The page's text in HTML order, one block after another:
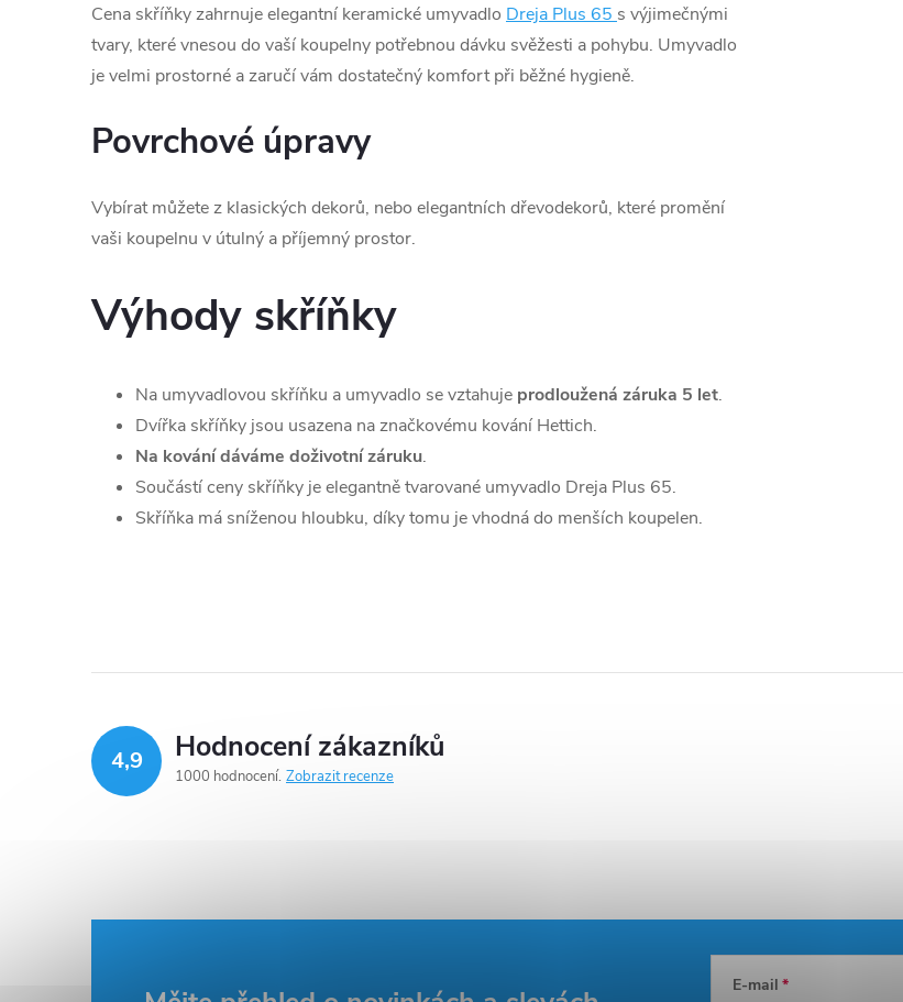
Cena skříňky zahrnuje elegantní keramické umyvadlo Dreja Plus 65 s výjimečnými
tvary, které vnesou do vaší koupelny potřebnou dávku svěžesti a pohybu. Umyvadlo
je velmi prostorné a zaručí vám dostatečný komfort při běžné hygieně.
Povrchové úpravy
Vybírat můžete z klasických dekorů, nebo elegantních dřevodekorů, které promění
vaši koupelnu v útulný a příjemný prostor.
Výhody skříňky
Na umyvadlovou skříňku a umyvadlo se vztahuje prodloužená záruka 5 let.
Dvířka skříňky jsou usazena na značkovému kování Hettich.
Na kování dáváme doživotní záruku.
Součástí ceny skříňky je elegantně tvarované umyvadlo Dreja Plus 65.
Skříňka má sníženou hloubku, díky tomu je vhodná do menších koupelen.
4,9 Hodnocení zákazníků
1000 hodnocení Zobrazit recenze
E-mail